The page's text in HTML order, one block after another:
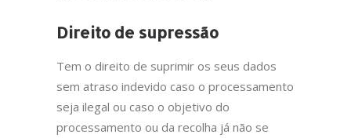
Direito de supressão
Tem o direito de suprimir os seus dados
sem atraso indevido caso o processamento
seja ilegal ou caso o objetivo do
processamento ou da recolha já não se